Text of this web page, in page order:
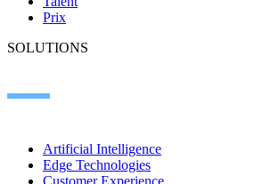
Prix
SOLUTIONS
Artificial Intelligence
Edge Technologies
Customer Experience